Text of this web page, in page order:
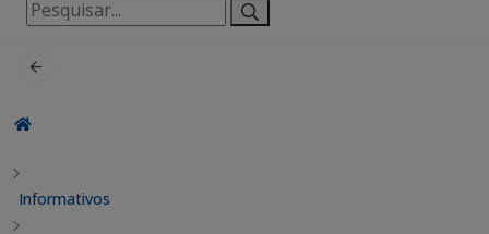
Pesquisar
por:
Informativos